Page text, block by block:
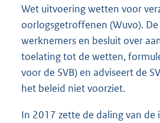
Wet uitvoering wetten voor
oorlogsgetroffenen (Wuvo).
werknemers en besluit over
toelating tot de wetten,
voor de SVB) en adviseert de
het beleid niet voorziet.
In 2017 zette de daling van de